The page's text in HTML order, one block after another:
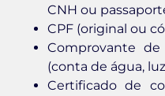
CNH ou
CPF (original ou
Comprovante de
(conta de água,
Certificado de